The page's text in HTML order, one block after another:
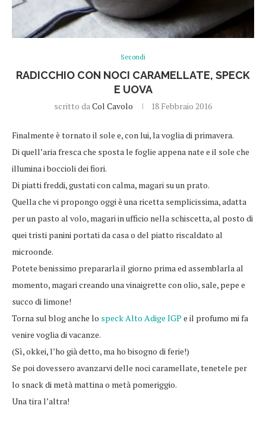
Secondi
RADICCHIO CON NOCI CARAMELLATE, SPECK
E UOVA
scritto da Col Cavolo 18 Febbraio 2016
Finalmente è tornato il sole e, con lui, la voglia di primavera.
Di quell’aria fresca che sposta le foglie appena nate e il sole che
illumina i boccioli dei fiori.
Di piatti freddi, gustati con calma, magari su un prato.
Quella che vi propongo oggi è una ricetta semplicissima, adatta
per un pasto al volo, magari in ufficio nella schiscetta, al posto di
quei tristi panini portati da casa o del piatto riscaldato al
microonde.
Potete benissimo prepararla il giorno prima ed assemblarla al
momento, magari creando una vinaigrette con olio, sale, pepe e
succo di limone!
Torna sul blog anche lo speck Alto Adige IGP e il profumo mi fa
venire voglia di vacanze.
(Sì, okkei, l’ho già detto, ma ho bisogno di ferie!)
Se poi dovessero avanzarvi delle noci caramellate, tenetele per
lo snack di metà mattina o metà pomeriggio.
Una tira l’altra!